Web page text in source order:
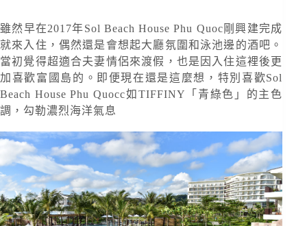
雖然早在2017年Sol Beach House Phu Quoc剛興建完成
就來入住，偶然還是會想起大廳氛圍和泳池邊的酒吧。
當初覺得超適合夫妻情侶來渡假，也是因入住這裡後更
加喜歡富國島的。即便現在還是這麼想，特別喜歡Sol
Beach House Phu Quocc如TIFFINY「青綠色」的主色
調，勾勒濃烈海洋氣息